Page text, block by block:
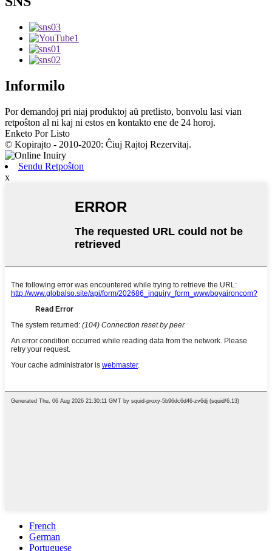
Informilo
Por demandoj pri niaj produktoj aŭ pretlisto, bonvolu lasi vian
retpoŝton al ni kaj ni estos en kontakto ene de 24 horoj.
Enketo Por Listo
© Kopirajto - 2010-2020: Ĉiuj Rajtoj Rezervitaj.
Sendu Retpoŝton
x
French
German
Portuguese